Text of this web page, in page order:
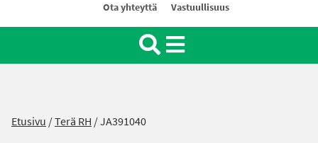
Ota yhteyttä
Vastuullisuus
Etusivu /Terä RH /JA391040